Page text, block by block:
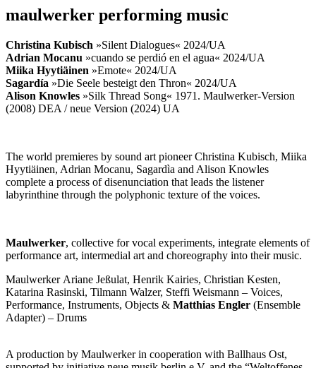
maulwerker performing music
Christina Kubisch »Silent Dialogues« 2024/UA
Adrian Mocanu »cuando se perdió en el agua« 2024/UA
Miika Hyytiäinen »Emote« 2024/UA
Sagardía »Die Seele besteigt den Thron« 2024/UA
Alison Knowles »Silk Thread Song« 1971. Maulwerker-Version
(2008) DEA / neue Version (2024) UA
The world premieres by sound art pioneer Christina Kubisch, Miika
Hyytiäinen, Adrian Mocanu, Sagardìa and Alison Knowles
complete a process of disenunciation that leads the listener
labyrinthine through the polyphonic texture of the voices.
Maulwerker, collective for vocal experiments, integrate elements of
performance art, intermedial art and choreography into their music.
MaulwerkerAriane Jeßulat, Henrik Kairies, Christian Kesten,
Katarina Rasinski, Tilmann Walzer, Steffi Weismann – Voices,
Performance, Instruments, Objects & Matthias Engler (Ensemble
Adapter) – Drums
A production by Maulwerker in cooperation with Ballhaus Ost,